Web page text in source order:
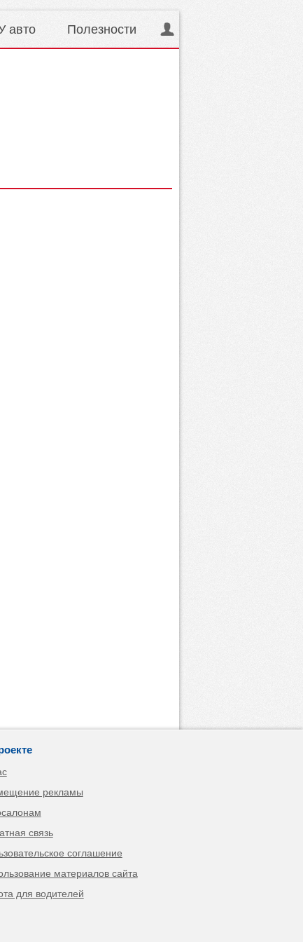
авто Полезности
рекламы
связь
соглашение
материалов сайта
для водителей